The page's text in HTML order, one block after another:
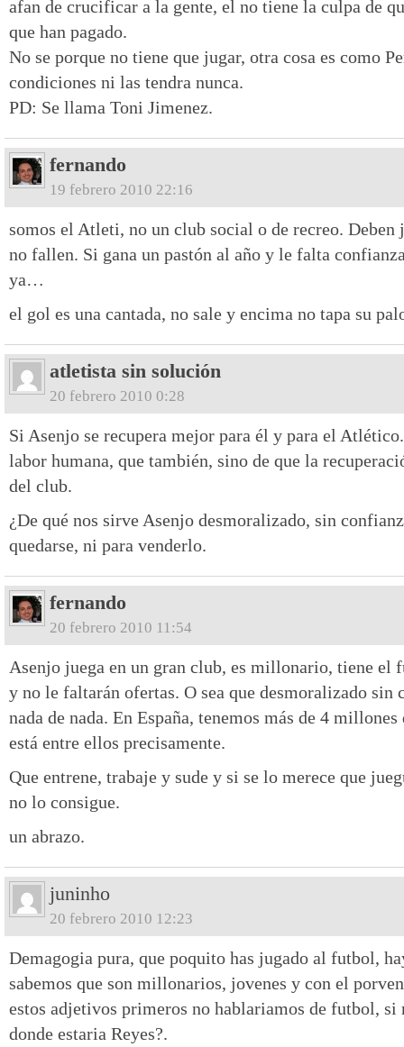
afan de crucificar a la gente, el no tiene la culpa de
que han pagado.
No se porque no tiene que jugar, otra cosa es como
condiciones ni las tendra nunca.
PD: Se llama Toni Jimenez.
fernando
19 febrero 2010 22:16
somos el Atleti, no un club social o de recreo. Deben
no fallen. Si gana un pastón al año y le falta
ya…
el gol es una cantada, no sale y encima no tapa su
atletista sin solución
20 febrero 2010 0:28
Si Asenjo se recupera mejor para él y para el
labor humana, que también, sino de que la
del club.
¿De qué nos sirve Asenjo desmoralizado, sin
quedarse, ni para venderlo.
fernando
20 febrero 2010 11:54
Asenjo juega en un gran club, es millonario, tiene el
y no le faltarán ofertas. O sea que desmoralizado
nada de nada. En España, tenemos más de 4
está entre ellos precisamente.
Que entrene, trabaje y sude y si se lo merece que
no lo consigue.
un abrazo.
juninho
20 febrero 2010 12:23
Demagogia pura, que poquito has jugado al futbol,
sabemos que son millonarios, jovenes y con el
estos adjetivos primeros no hablariamos de futbol,
donde estaria Reyes?.